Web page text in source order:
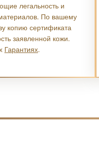
легальность и
По вашему
копию сертификата
заявленной кожи.
Гарантиях.